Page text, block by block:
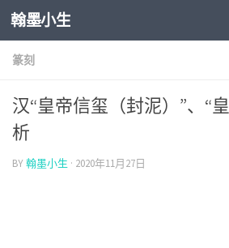
Skip to content
翰墨小生
篆刻
汉“皇帝信玺（封泥）”、“
析
BY翰墨小生 · 2020年11月27日